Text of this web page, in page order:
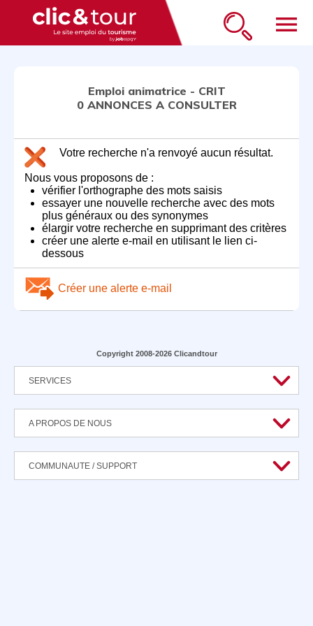
menu
Emploi animatrice - CRIT
0 ANNONCES A CONSULTER
Votre recherche n'a renvoyé aucun résultat.
Nous vous proposons de :
vérifier l'orthographe des mots saisis
essayer une nouvelle recherche avec des mots
plus généraux ou des synonymes
élargir votre recherche en supprimant des critères
créer une alerte e-mail en utilisant le lien ci-
dessous
Créer une alerte e-mail
Copyright 2008-2026 Clicandtour
SERVICES
A PROPOS DE NOUS
COMMUNAUTE / SUPPORT